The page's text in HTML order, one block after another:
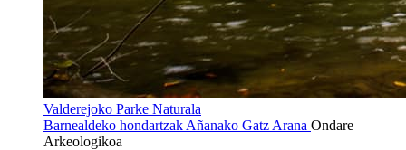
Valderejoko Parke Naturala
Barnealdeko hondartzak Añanako Gatz Arana Ondare
Arkeologikoa